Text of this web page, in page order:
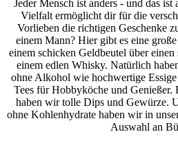
Jeder Mensch ist anders - und das
Vielfalt ermöglicht dir für die
Vorlieben die richtigen Geschenke
einem Mann? Hier gibt es eine
einem schicken Geldbeutel über
einem edlen Whisky. Natürlich
ohne Alkohol wie hochwertige
Tees für Hobbyköche und Genießer.
haben wir tolle Dips und Gewürze.
ohne Kohlenhydrate haben wir in
Auswahl an